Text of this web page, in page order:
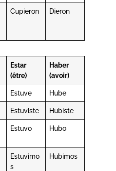
Cupieron Dieron
Estar
(être)
Haber
(avoir)
Estuve Hube
Estuviste Hubiste
Estuvo Hubo
Estuvimo
s
Hubimos